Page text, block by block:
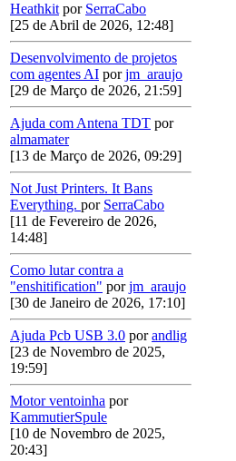
Heathkit por SerraCabo
[25 de Abril de 2026, 12:48]
Desenvolvimento de projetos
com agentes AI porjm_araujo
[29 de Março de 2026, 21:59]
Ajuda com Antena TDT por
almamater
[13 de Março de 2026, 09:29]
Not Just Printers. It Bans
Everything. por SerraCabo
[11 de Fevereiro de 2026,
14:48]
Como lutar contra a
"enshitification" porjm_araujo
[30 de Janeiro de 2026, 17:10]
Ajuda Pcb USB 3.0 porandlig
[23 de Novembro de 2025,
19:59]
Motor ventoinha por
KammutierSpule
[10 de Novembro de 2025,
20:43]